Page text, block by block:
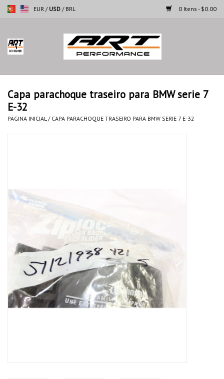
EUR / USD / BRL 0 Itens - $0.00
Página inicial
Motocicletas
Automoveis
Capa parachoque traseiro para BMW serie 7
E-32
PÁGINA INICIAL / CAPA PARACHOQUE TRASEIRO PARA BMW SERIE 7 E-32